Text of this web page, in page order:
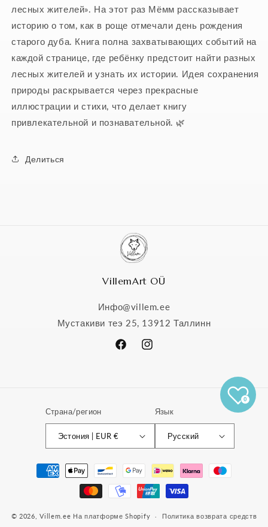
лесных жителей». На этот раз Мёмм рассказывает
историю о том, как в роще отмечали день рождения
старого дуба. Книга полна захватывающих событий на
каждой странице, где ребёнку предстоит найти разных
лесных жителей и узнать их истории. Идея сохранения
природы раскрывается через прекрасные
иллюстрации и стихи, что делает книгу
привлекательной и познавательной. 🌿
Делиться
VillemArt OÜ
Инфо@villem.ee
Мустакиви теэ 25, 13912 Таллинн
FacebookInstagram
Страна/регион
Эстония | EUR €
Язык
Русский
Способы
оплаты
© 2026,Villem.ee На платформе Shopify Политика возврата средств
0